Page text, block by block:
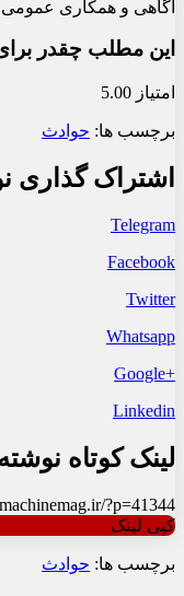
آگاهی و همکاری
این مطلب چقدر
امتیاز 5.00
برچسب ها: حوادث
اشتراک گذاری
Telegram
Facebook
Twitter
Whatsapp
+Google
Linkedin
لینک کوتاه
?p=41344
کپی لینک
برچسب ها: حوادث